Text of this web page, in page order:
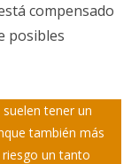
compensado
posibles
tener un
también más
un tanto